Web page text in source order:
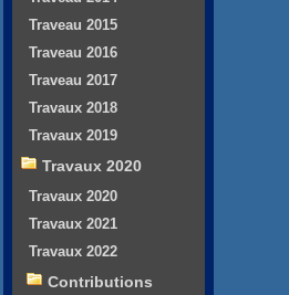
Traveau 2015
Traveau 2016
Traveau 2017
Travaux 2018
Travaux 2019
Travaux 2020
Travaux 2020
Travaux 2021
Travaux 2022
Contributions